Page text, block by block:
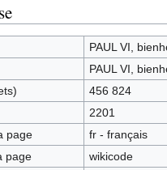
PAUL VI,
PAUL VI,
456 824
2201
page
fr - français
page
wikicode